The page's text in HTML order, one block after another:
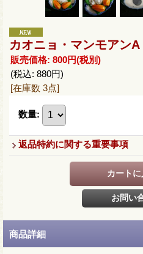
カオニョ・マンモアンA
販売価格: 800円(税別)
(税込: 880円)
[在庫数 3点]
数量:
返品特約に関する重要事項
商品詳細